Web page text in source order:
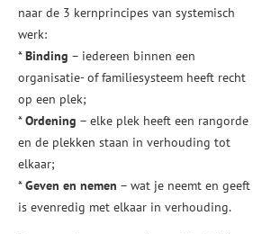
naar de 3 kernprincipes van systemisch
werk:
*Binding – iedereen binnen een
organisatie- of familiesysteem heeft recht
op een plek;
*Ordening – elke plek heeft een rangorde
en de plekken staan in verhouding tot
elkaar;
*Geven en nemen – wat je neemt en geeft
is evenredig met elkaar in verhouding.